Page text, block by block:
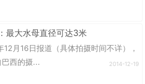
最大水母直径可达3米
12月16日报道（具体拍摄时间不详），
巴西的摄...
2014-12-19